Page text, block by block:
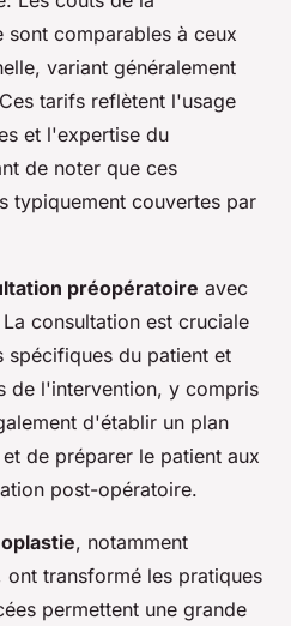
sont comparables à ceux
variant généralement
tarifs reflètent l'usage
et l'expertise du
de noter que ces
typiquement couvertes par
préopératoire avec
consultation est cruciale
spécifiques du patient et
de l'intervention, y compris
d'établir un plan
de préparer le patient aux
post-opératoire.
, notamment
transformé les pratiques
permettent une grande